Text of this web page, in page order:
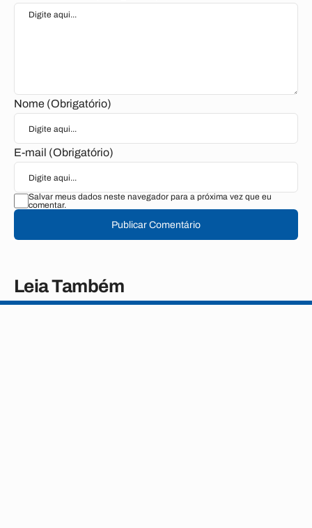
Nome (Obrigatório)
E-mail (Obrigatório)
Salvar meus dados neste navegador para a próxima vez que eu
comentar.
Publicar Comentário
Leia Também